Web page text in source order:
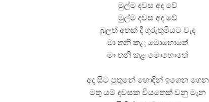
මුල්ම දවස අද වේ
මුල්ම දවස අද වේ
බුලත් අතක් දී ගුරුතුමියට වැඳ
මා තනි කළ මොහොතේ
මා තනි කළ මොහොතේ
අද සිට පුතුනේ හොඳින් ඉගෙන ගෙන
මතු යම් දවසක වියතෙක් වනු මැන